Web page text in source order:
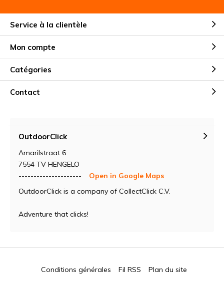
Service à la clientèle
Mon compte
Catégories
Contact
OutdoorClick
Amarilstraat 6
7554 TV HENGELO
---------------------
Open in Google Maps
OutdoorClick is a company of CollectClick C.V.
Adventure that clicks!
Conditions générales Fil RSS Plan du site